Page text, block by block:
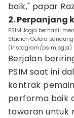
baik," papar
2. Perpanjang
PSIM Jogja berhasil
Stadion Gelora
(Instagram/psimjogja)
Berjalan
PSIM saat ini
kontrak
performa baik
tawaran untuk